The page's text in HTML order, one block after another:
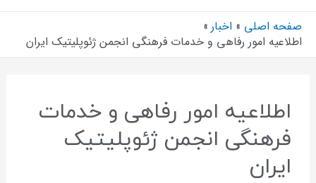
صفحه اصلی
اخبار
اطلاعیه امور رفاهی و خدمات فرهنگی انجمن ژئوپلیتیک ایران
اطلاعیه امور رفاهی و خدمات
فرهنگی انجمن ژئوپلیتیک
ایران